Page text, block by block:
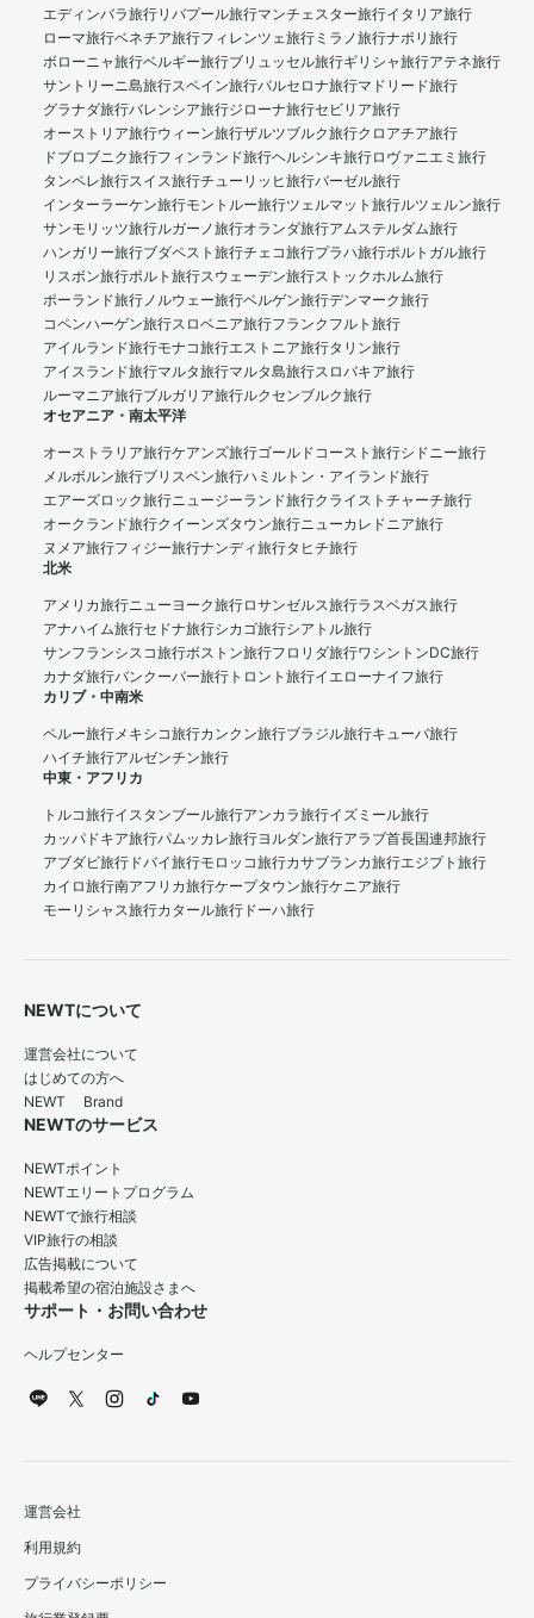
エディンバラ旅行リバプール旅行マンチェスター旅行イタリア旅行
ローマ旅行ベネチア旅行フィレンツェ旅行 ミラノ旅行ナポリ旅行
ボローニャ旅行ベルギー旅行ブリュッセル旅行ギリシャ旅行アテネ旅行
サントリーニ島旅行スペイン旅行バルセロナ旅行マドリード旅行
グラナダ旅行バレンシア旅行ジローナ旅行セビリア旅行
オーストリア旅行ウィーン旅行ザルツブルク旅行クロアチア旅行
ドブロブニク旅行フィンランド旅行ヘルシンキ旅行ロヴァニエミ旅行
タンペレ旅行スイス旅行チューリッヒ旅行バーゼル旅行
インターラーケン旅行モントルー旅行ツェルマット旅行ルツェルン旅行
サンモリッツ旅行ルガーノ旅行オランダ旅行アムステルダム旅行
ハンガリー旅行ブダペスト旅行チェコ旅行プラハ旅行ポルトガル旅行
リスボン旅行ポルト旅行スウェーデン旅行ストックホルム旅行
ポーランド旅行ノルウェー旅行ベルゲン旅行デンマーク旅行
コペンハーゲン旅行スロベニア旅行フランクフルト旅行
アイルランド旅行モナコ旅行エストニア旅行タリン旅行
アイスランド旅行マルタ旅行マルタ島旅行スロバキア旅行
ルーマニア旅行ブルガリア旅行ルクセンブルク旅行
オセアニア・南太平洋
オーストラリア旅行ケアンズ旅行ゴールドコースト旅行シドニー旅行
メルボルン旅行ブリスベン旅行ハミルトン・アイランド旅行
エアーズロック旅行ニュージーランド旅行クライストチャーチ旅行
オークランド旅行クイーンズタウン旅行ニューカレドニア旅行
ヌメア旅行フィジー旅行ナンディ旅行タヒチ旅行
北米
アメリカ旅行ニューヨーク旅行ロサンゼルス旅行ラスベガス旅行
アナハイム旅行セドナ旅行シカゴ旅行シアトル旅行
サンフランシスコ旅行ボストン旅行フロリダ旅行ワシントンDC旅行
カナダ旅行バンクーバー旅行 トロント旅行イエローナイフ旅行
カリブ・中南米
ペルー旅行メキシコ旅行カンクン旅行ブラジル旅行キューバ旅行
ハイチ旅行アルゼンチン旅行
中東・アフリカ
トルコ旅行イスタンブール旅行アンカラ旅行イズミール旅行
カッパドキア旅行パムッカレ旅行ヨルダン旅行アラブ首長国連邦旅行
アブダビ旅行 ドバイ旅行モロッコ旅行カサブランカ旅行エジプト旅行
カイロ旅行南アフリカ旅行ケープタウン旅行ケニア旅行
モーリシャス旅行カタール旅行 ドーハ旅行
NEWTについて
運営会社について
はじめての方へ
NEWT Brand
NEWTのサービス
NEWTポイント
NEWTエリートプログラム
NEWTで旅行相談
VIP旅行の相談
広告掲載について
掲載希望の宿泊施設さまへ
サポート・お問い合わせ
ヘルプセンター
運営会社
利用規約
プライバシーポリシー